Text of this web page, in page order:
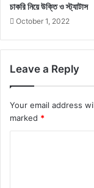
চাকরি নিয়ে উক্তি ও স্ট্যাটাস
October 1, 2022
Leave a Reply
Your email address
marked *